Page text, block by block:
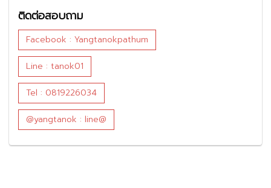
ติดต่อสอบถาม
Facebook : Yangtanokpathum
Line : tanok01
Tel : 0819226034
@yangtanok : line@